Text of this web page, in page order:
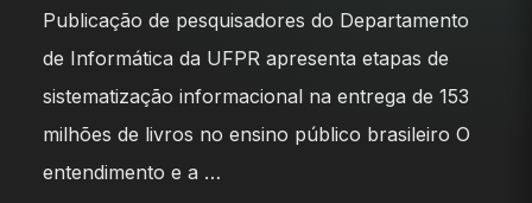
Publicação de pesquisadores do Departamento
de Informática da UFPR apresenta etapas de
sistematização informacional na entrega de 153
milhões de livros no ensino público brasileiro O
entendimento e a …